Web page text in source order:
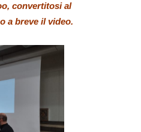
convertitosi al
a breve il video.